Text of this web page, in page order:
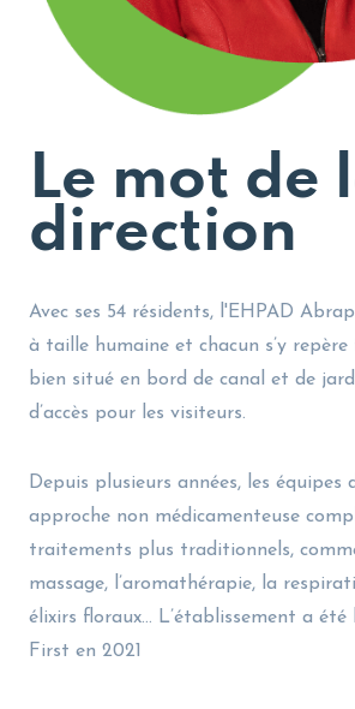
Le mot de
direction
Avec ses 54 résidents, l'EHPAD
à taille humaine et chacun s’y
bien situé en bord de canal et de
d’accès pour les visiteurs.
Depuis plusieurs années, les équipes
approche non médicamenteuse
traitements plus traditionnels,
massage, l’aromathérapie, la
élixirs floraux… L’établissement a été
First en 2021